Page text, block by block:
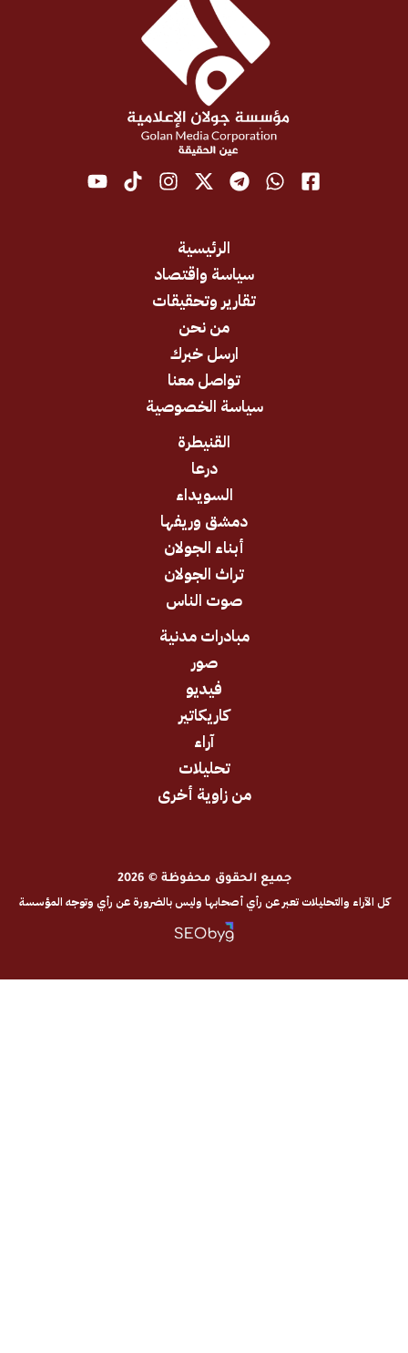
سياسة واقتصاد
تقارير وتحقيقات
ارسل خبرك
تواصل معنا
سياسة الخصوصية
دمشق وريفها
أبناء الجولان
تراث الجولان
صوت الناس
مبادرات مدنية
من زاوية أخرى
جميع الحقوق محفوظة © 2026
تعبر عن رأي أصحابها وليس بالضرورة عن رأي وتوجه المؤسسة